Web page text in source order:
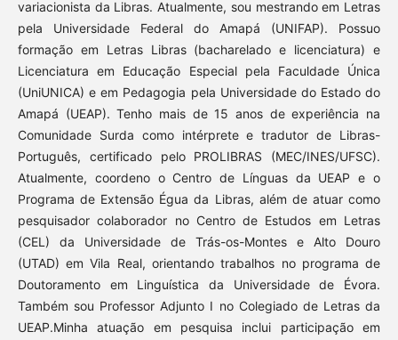
variacionista da Libras. Atualmente, sou mestrando em Letras
pela Universidade Federal do Amapá (UNIFAP). Possuo
formação em Letras Libras (bacharelado e licenciatura) e
Licenciatura em Educação Especial pela Faculdade Única
(UniUNICA) e em Pedagogia pela Universidade do Estado do
Amapá (UEAP). Tenho mais de 15 anos de experiência na
Comunidade Surda como intérprete e tradutor de Libras-
Português, certificado pelo PROLIBRAS (MEC/INES/UFSC).
Atualmente, coordeno o Centro de Línguas da UEAP e o
Programa de Extensão Égua da Libras, além de atuar como
pesquisador colaborador no Centro de Estudos em Letras
(CEL) da Universidade de Trás-os-Montes e Alto Douro
(UTAD) em Vila Real, orientando trabalhos no programa de
Doutoramento em Linguística da Universidade de Évora.
Também sou Professor Adjunto I no Colegiado de Letras da
UEAP.Minha atuação em pesquisa inclui participação em